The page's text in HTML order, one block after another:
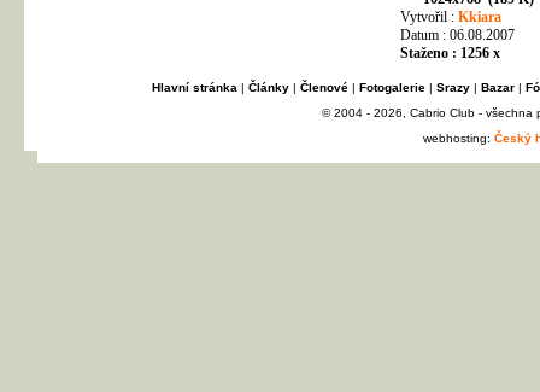
Vytvořil : Kkiara
Datum : 06.08.2007
Staženo : 1256 x
Hlavní stránka | Články| Členové| Fotogalerie| Srazy| Bazar|
© 2004 - 2026, Cabrio Club - všechna
webhosting: Český